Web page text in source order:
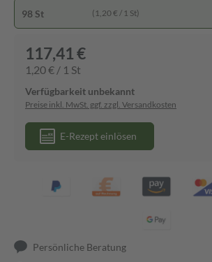
98 St (1,20 € / 1 St)
117,41 €
1,20 € / 1 St
Verfügbarkeit unbekannt
Preise inkl. MwSt. ggf. zzgl. Versandkosten
E-Rezept einlösen
Persönliche Beratung